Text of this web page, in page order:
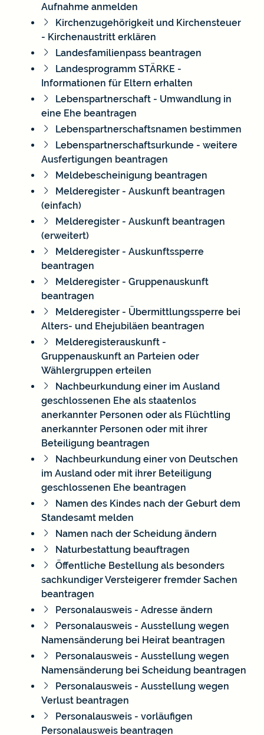
Aufnahme anmelden
Kirchenzugehörigkeit und Kirchensteuer
- Kirchenaustritt erklären
Landesfamilienpass beantragen
Landesprogramm STÄRKE -
Informationen für Eltern erhalten
Lebenspartnerschaft - Umwandlung in
eine Ehe beantragen
Lebenspartnerschaftsnamen bestimmen
Lebenspartnerschaftsurkunde - weitere
Ausfertigungen beantragen
Meldebescheinigung beantragen
Melderegister - Auskunft beantragen
(einfach)
Melderegister - Auskunft beantragen
(erweitert)
Melderegister - Auskunftssperre
beantragen
Melderegister - Gruppenauskunft
beantragen
Melderegister - Übermittlungssperre bei
Alters- und Ehejubiläen beantragen
Melderegisterauskunft -
Gruppenauskunft an Parteien oder
Wählergruppen erteilen
Nachbeurkundung einer im Ausland
geschlossenen Ehe als staatenlos
anerkannter Personen oder als Flüchtling
anerkannter Personen oder mit ihrer
Beteiligung beantragen
Nachbeurkundung einer von Deutschen
im Ausland oder mit ihrer Beteiligung
geschlossenen Ehe beantragen
Namen des Kindes nach der Geburt dem
Standesamt melden
Namen nach der Scheidung ändern
Naturbestattung beauftragen
Öffentliche Bestellung als besonders
sachkundiger Versteigerer fremder Sachen
beantragen
Personalausweis - Adresse ändern
Personalausweis - Ausstellung wegen
Namensänderung bei Heirat beantragen
Personalausweis - Ausstellung wegen
Namensänderung bei Scheidung beantragen
Personalausweis - Ausstellung wegen
Verlust beantragen
Personalausweis - vorläufigen
Personalausweis beantragen